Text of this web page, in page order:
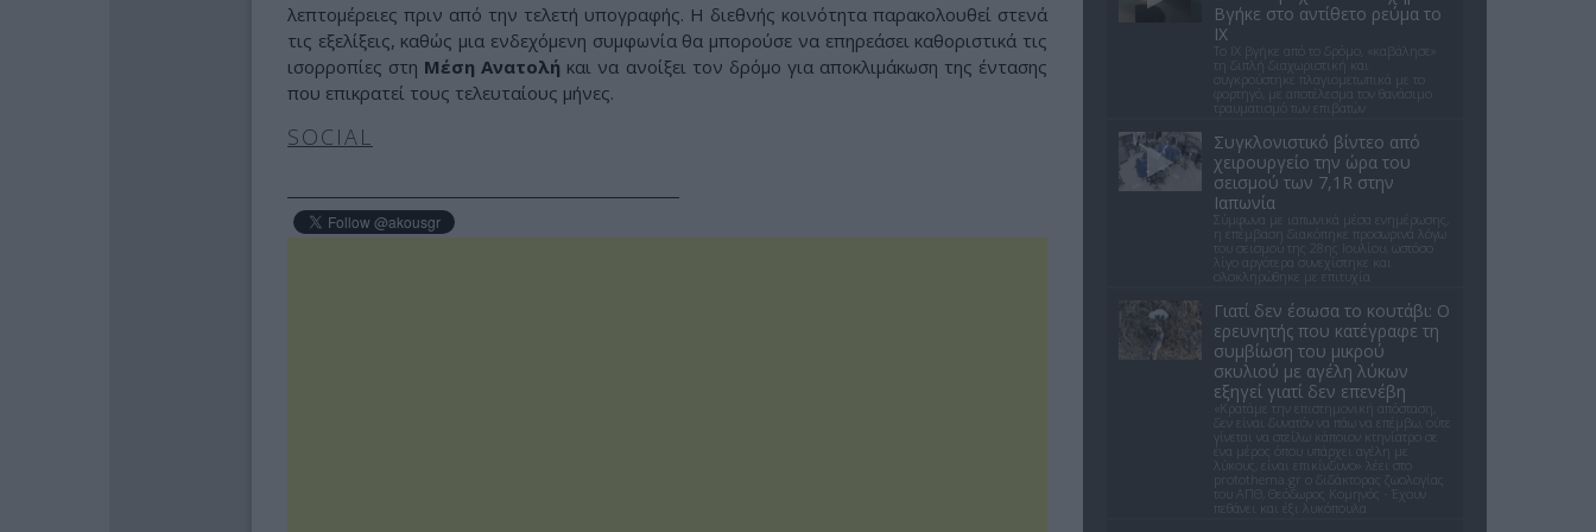
λεπτομέρειες πριν από την τελετή υπογραφής. Η διεθνής κοινότητα παρακολουθεί στενά
τις εξελίξεις, καθώς μια ενδεχόμενη συμφωνία θα μπορούσε να επηρεάσει καθοριστικά τις
ισορροπίες στη Μέση Ανατολή και να ανοίξει τον δρόμο για αποκλιμάκωση της έντασης
που επικρατεί τους τελευταίους μήνες.
SOCIAL
Βγήκε στο αντίθετο ρεύμα το
ΙΧ
Το ΙΧ βγήκε από το δρόμο, «καβάλησε»
τη διπλή διαχωριστική και
συγκρούστηκε πλαγιομετωπικά με το
φορτηγό, με αποτέλεσμα τον θανάσιμο
τραυματισμό των επιβατών
Συγκλονιστικό βίντεο από
χειρουργείο την ώρα του
σεισμού των 7,1R στην
Ιαπωνία
Σύμφωνα με ιαπωνικά μέσα ενημέρωσης,
η επέμβαση διακόπηκε προσωρινά λόγω
του σεισμού της 28ης Ιουλίου, ωστόσο
λίγο αργότερα συνεχίστηκε και
ολοκληρώθηκε με επιτυχία
Γιατί δεν έσωσα το κουτάβι: Ο
ερευνητής που κατέγραφε τη
συμβίωση του μικρού
σκυλιού με αγέλη λύκων
εξηγεί γιατί δεν επενέβη
«Κρατάμε την επιστημονική απόσταση,
δεν είναι δυνατόν να πάω να επέμβω, ούτε
γίνεται να στείλω κάποιον κτηνίατρο σε
ένα μέρος όπου υπάρχει αγέλη με
λύκους, είναι επικίνδυνο» λέει στο
protothema.gr ο διδάκτορας ζωολογίας
του ΑΠΘ, Θεόδωρος Κομηνός - Έχουν
πεθάνει και έξι λυκόπουλα